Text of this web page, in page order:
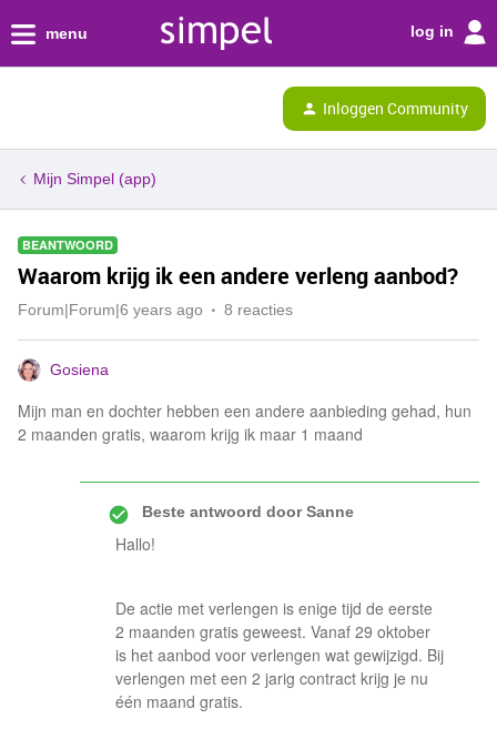
menu log in
Inloggen Community
Mijn Simpel (app)
BEANTWOORD
Waarom krijg ik een andere verleng aanbod?
Forum|Forum|6 years ago 8 reacties
Gosiena
Mijn man en dochter hebben een andere aanbieding gehad, hun
2 maanden gratis, waarom krijg ik maar 1 maand
Beste antwoord doorSanne
Hallo!
De actie met verlengen is enige tijd de eerste
2 maanden gratis geweest. Vanaf 29 oktober
is het aanbod voor verlengen wat gewijzigd. Bij
verlengen met een 2 jarig contract krijg je nu
één maand gratis.